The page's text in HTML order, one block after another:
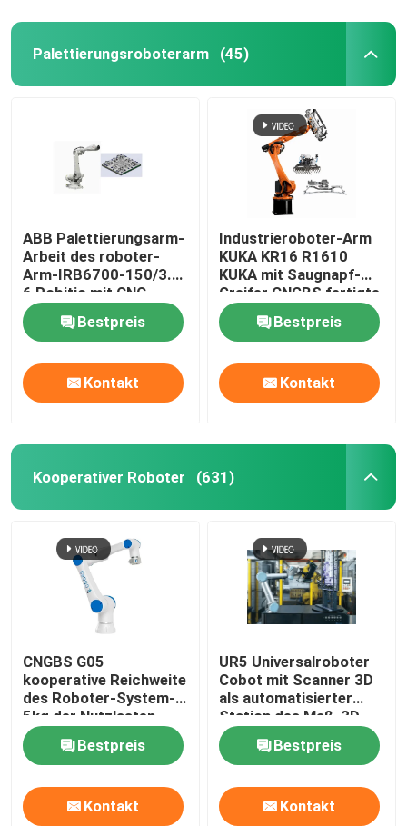
Palettierungsroboterarm (45)
ABB Palettierungsarm-
Arbeit des roboter-
Arm-IRB6700-150/3.2
6 Robitic mit CNC-
Maschine
Bestpreis
Kontakt
Industrieroboter-Arm
KUKA KR16 R1610
KUKA mit Saugnapf-
Greifer CNGBS fertigte
Greifer für die
Palettierung besonders
an
Bestpreis
Kontakt
Kooperativer Roboter (631)
CNGBS G05
kooperative Reichweite
des Roboter-System-
5kg der Nutzlasten-
800mm für das
Versammlungs-
Maschinen-Neigen
Bestpreis
Kontakt
UR5 Universalroboter
Cobot mit Scanner 3D
als automatisierter
Station des Maß-3D
Bestpreis
Kontakt